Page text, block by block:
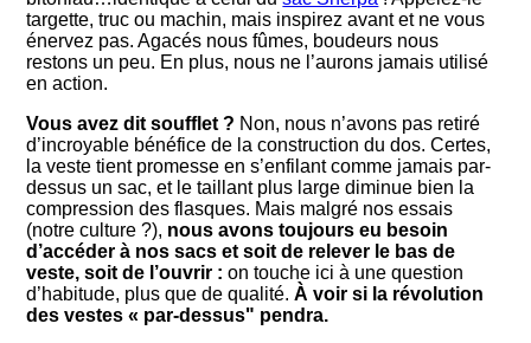
targette, truc ou machin, mais inspirez avant et ne vous
énervez pas. Agacés nous fûmes, boudeurs nous
restons un peu. En plus, nous ne l’aurons jamais utilisé
en action.
Vous avez dit soufflet ? Non, nous n’avons pas retiré
d’incroyable bénéfice de la construction du dos. Certes,
la veste tient promesse en s’enfilant comme jamais par-
dessus un sac, et le taillant plus large diminue bien la
compression des flasques. Mais malgré nos essais
(notre culture ?), nous avons toujours eu besoin
d’accéder à nos sacs et soit de relever le bas de
veste, soit de l’ouvrir :on touche ici à une question
d’habitude, plus que de qualité. À voir si la révolution
des vestes « par-dessus" pendra.